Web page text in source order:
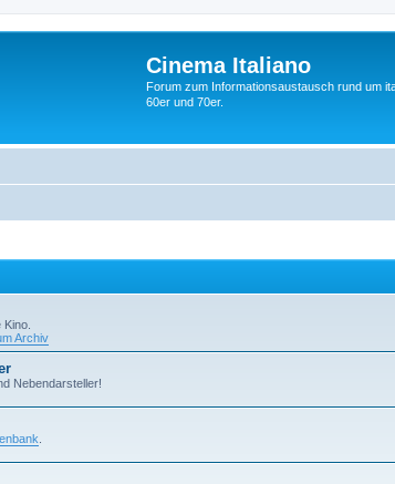
Cinema Italiano
Forum zum Informationsaustausch rund um
60er und 70er.
Archiv
Nebendarsteller!